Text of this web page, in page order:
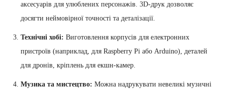
аксесуарів для улюблених персонажів. 3D-друк дозволяє
досягти неймовірної точності та деталізації.
Технічні хобі: Виготовлення корпусів для електронних
пристроїв (наприклад, для Raspberry Pi або Arduino), деталей
для дронів, кріплень для екшн-камер.
Музика та мистецтво: Можна надрукувати невеликі музичні